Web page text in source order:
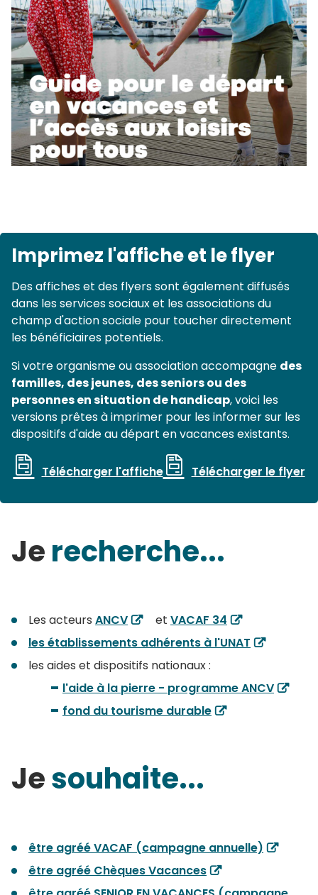
Imprimez l'affiche et le flyer
Des affiches et des flyers sont également diffusés
dans les services sociaux et les associations du
champ d'action sociale pour toucher directement
les bénéficiaires potentiels.
Si votre organisme ou association accompagne des
familles, des jeunes, des seniors ou des
personnes en situation de handicap, voici les
versions prêtes à imprimer pour les informer sur les
dispositifs d'aide au départ en vacances existants.
Télécharger l'affiche Télécharger le flyer
Jerecherche...
Les acteurs ANCV et VACAF 34
les établissements adhérents à l'UNAT
les aides et dispositifs nationaux :
l'aide à la pierre - programme ANCV
fond du tourisme durable
Jesouhaite...
être agréé VACAF (campagne annuelle)
être agréé Chèques Vacances